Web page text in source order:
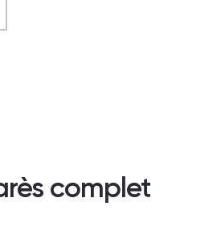
complet